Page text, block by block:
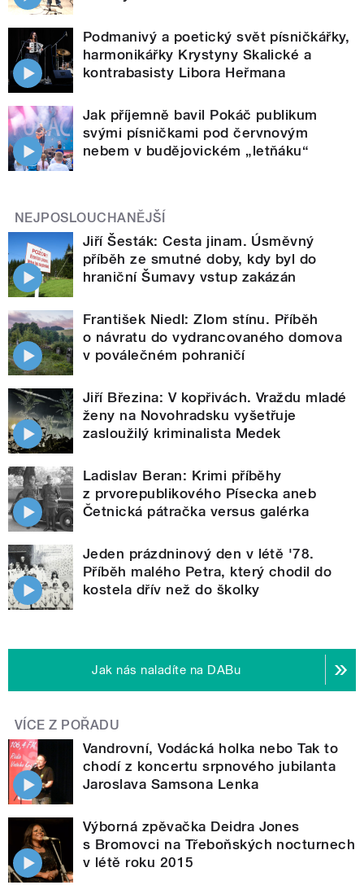
Podmanivý a poetický svět písničkářky,
harmonikářky Krystyny Skalické a
kontrabasisty Libora Heřmana
Jak příjemně bavil Pokáč publikum
svými písničkami pod červnovým
nebem v budějovickém „letňáku“
NEJPOSLOUCHANĚJŠÍ
Jiří Šesták: Cesta jinam. Úsměvný
příběh ze smutné doby, kdy byl do
hraniční Šumavy vstup zakázán
František Niedl: Zlom stínu. Příběh
o návratu do vydrancovaného domova
v poválečném pohraničí
Jiří Březina: V kopřivách. Vraždu mladé
ženy na Novohradsku vyšetřuje
zasloužilý kriminalista Medek
Ladislav Beran: Krimi příběhy
z prvorepublikového Písecka aneb
Četnická pátračka versus galérka
Jeden prázdninový den v létě '78.
Příběh malého Petra, který chodil do
kostela dřív než do školky
Jak nás naladíte na DABu
VÍCE Z POŘADU
Vandrovní, Vodácká holka nebo Tak to
chodí z koncertu srpnového jubilanta
Jaroslava Samsona Lenka
Výborná zpěvačka Deidra Jones
s Bromovci na Třeboňských nocturnech
v létě roku 2015